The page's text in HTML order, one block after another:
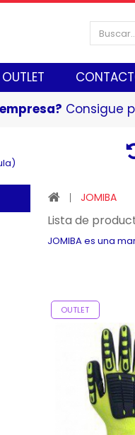
OUTLET
Consigue
JOMIBA
Lista de
JOMIBA es una
OUTLET